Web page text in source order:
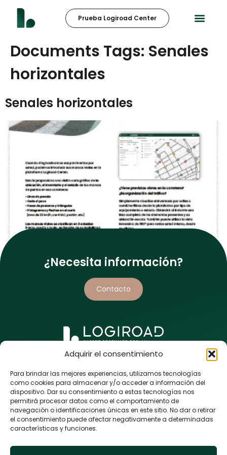
Adquirir el consentimiento
Para brindar las mejores experiencias, utilizamos tecnologías
como cookies para almacenar y/o acceder a información del
dispositivo. Dar su consentimiento a estas tecnologías nos
permitirá procesar datos como el comportamiento de
navegación o identificaciones únicas en este sitio. No dar o retirar
el consentimiento puede afectar negativamente a determinadas
características y funciones.
Prueba Logiroad Center
Documents Tags: Senales
horizontales
Senales horizontales
Mejore el diagnóstico de sus carreteras con
un inventario y el estado de sus marcas viales.
¿Necesita información?
Contacto
5 rue de l’Enclose
44118 La Chevrolière
FRANCIA
+33 (0)9 80 86 43 98